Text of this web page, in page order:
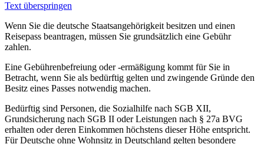
Text überspringen
Wenn Sie die deutsche Staatsangehörigkeit besitzen und einen
Reisepass beantragen, müssen Sie grundsätzlich eine Gebühr
zahlen.
Eine Gebührenbefreiung oder -ermäßigung kommt für Sie in
Betracht, wenn Sie als bedürftig gelten und zwingende Gründe den
Besitz eines Passes notwendig machen.
Bedürftig sind Personen, die Sozialhilfe nach SGB XII,
Grundsicherung nach SGB II oder Leistungen nach § 27a BVG
erhalten oder deren Einkommen höchstens dieser Höhe entspricht.
Für Deutsche ohne Wohnsitz in Deutschland gelten besondere